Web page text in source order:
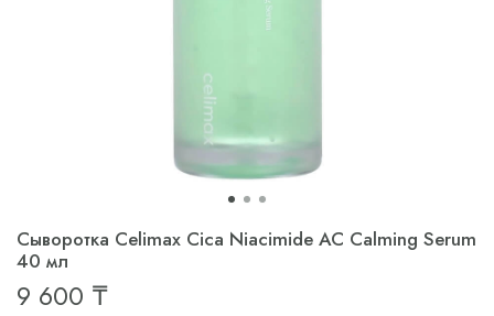
Сыворотка Celimax Cica Niacimide AC Calming Serum
40 мл
9 600 ₸